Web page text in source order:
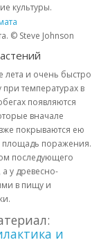
культуры.
© Steve Johnson
лета и очень быстро
температурах в
появляются
вначале
покрываются ею
площадь поражения.
последующего
у древесно-
в пищу и
и